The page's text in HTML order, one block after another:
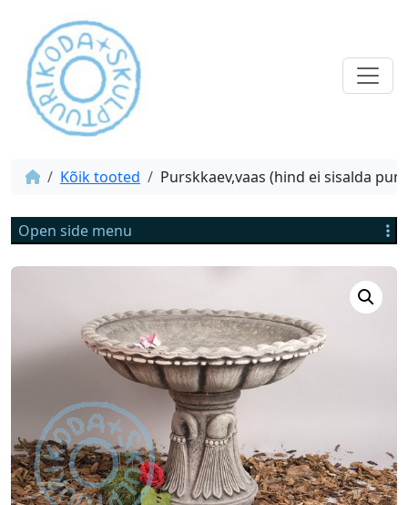
Kõik tooted Purskkaev,vaas (hind ei sisalda
Open side menu